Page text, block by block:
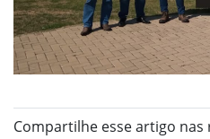
Compartilhe esse artigo nas